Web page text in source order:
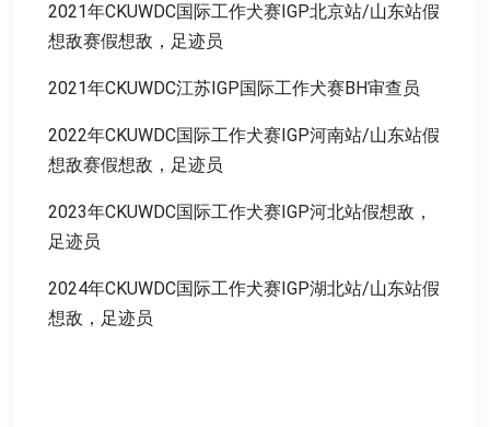
2021年CKUWDC国际工作犬赛IGP北京站/山东站假
想敌赛假想敌，足迹员
2021年CKUWDC江苏IGP国际工作犬赛BH审查员
2022年CKUWDC国际工作犬赛IGP河南站/山东站假
想敌赛假想敌，足迹员
2023年CKUWDC国际工作犬赛IGP河北站假想敌，
足迹员
2024年CKUWDC国际工作犬赛IGP湖北站/山东站假
想敌，足迹员